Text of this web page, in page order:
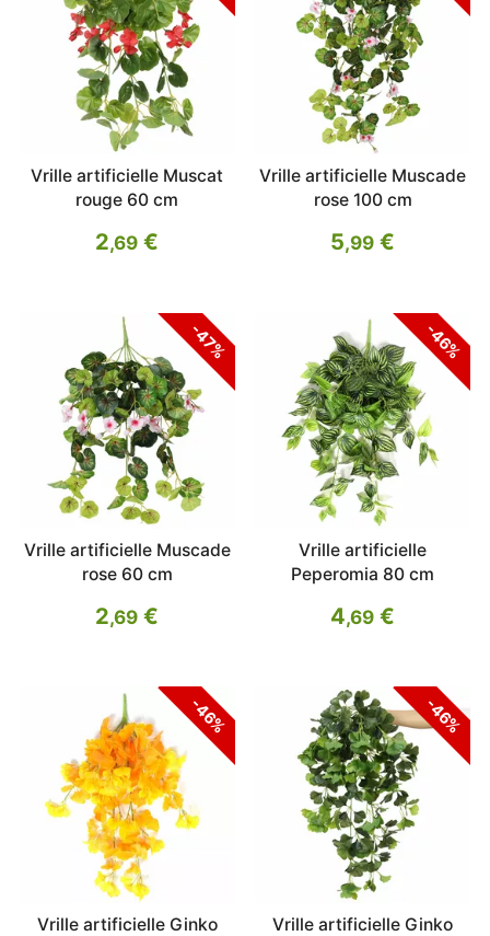
Vrille artificielle Muscat
rouge 60 cm
2,69 €
Vrille artificielle Muscade
rose 100 cm
5,99 €
-47%
Vrille artificielle Muscade
rose 60 cm
2,69 €
-46%
Vrille artificielle
Peperomia 80 cm
4,69 €
-46%
Vrille artificielle Ginko
-46%
Vrille artificielle Ginko